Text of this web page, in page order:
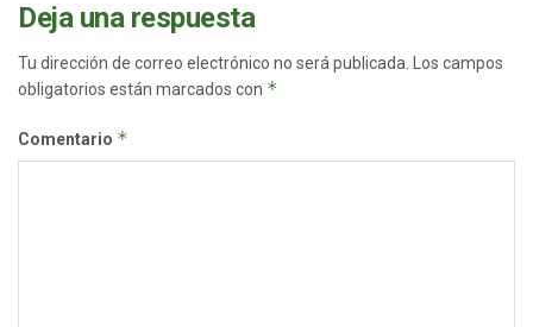
Deja una respuesta
Tu dirección de correo electrónico no será publicada. Los campos
obligatorios están marcados con *
Comentario *